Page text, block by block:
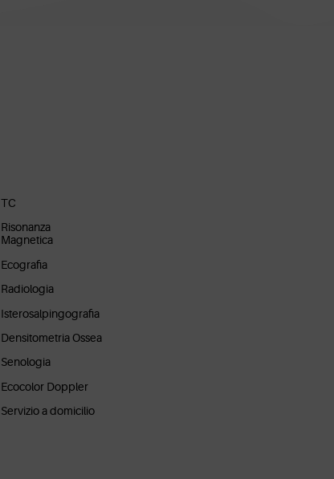
TC
Risonanza
Magnetica
Ecografia
Radiologia
Isterosalpingografia
Densitometria Ossea
Senologia
Ecocolor Doppler
Servizio a domicilio